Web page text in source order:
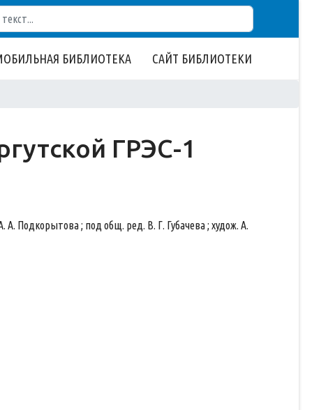
БИБЛИОТЕКА САЙТ БИБЛИОТЕКИ
ГРЭС-1
А. Подкорытова ; под общ. ред. В. Г. Губачева ; худож. А.